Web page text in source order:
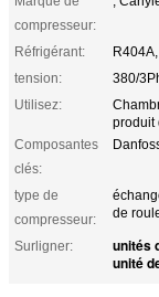
compresseur:
Réfrigérant:
tension:
380/
Utilisez:
produit
Composantes
clés:
type de
compresseur:
de
Surligner: unités
unité